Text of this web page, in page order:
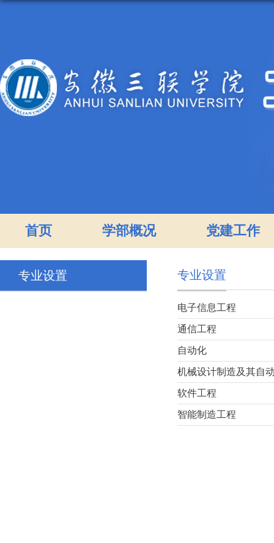
首页 学部概况 党建工作
专业设置 专业设置
电子信息工程
通信工程
自动化
机械设计制造及其自
软件工程
智能制造工程